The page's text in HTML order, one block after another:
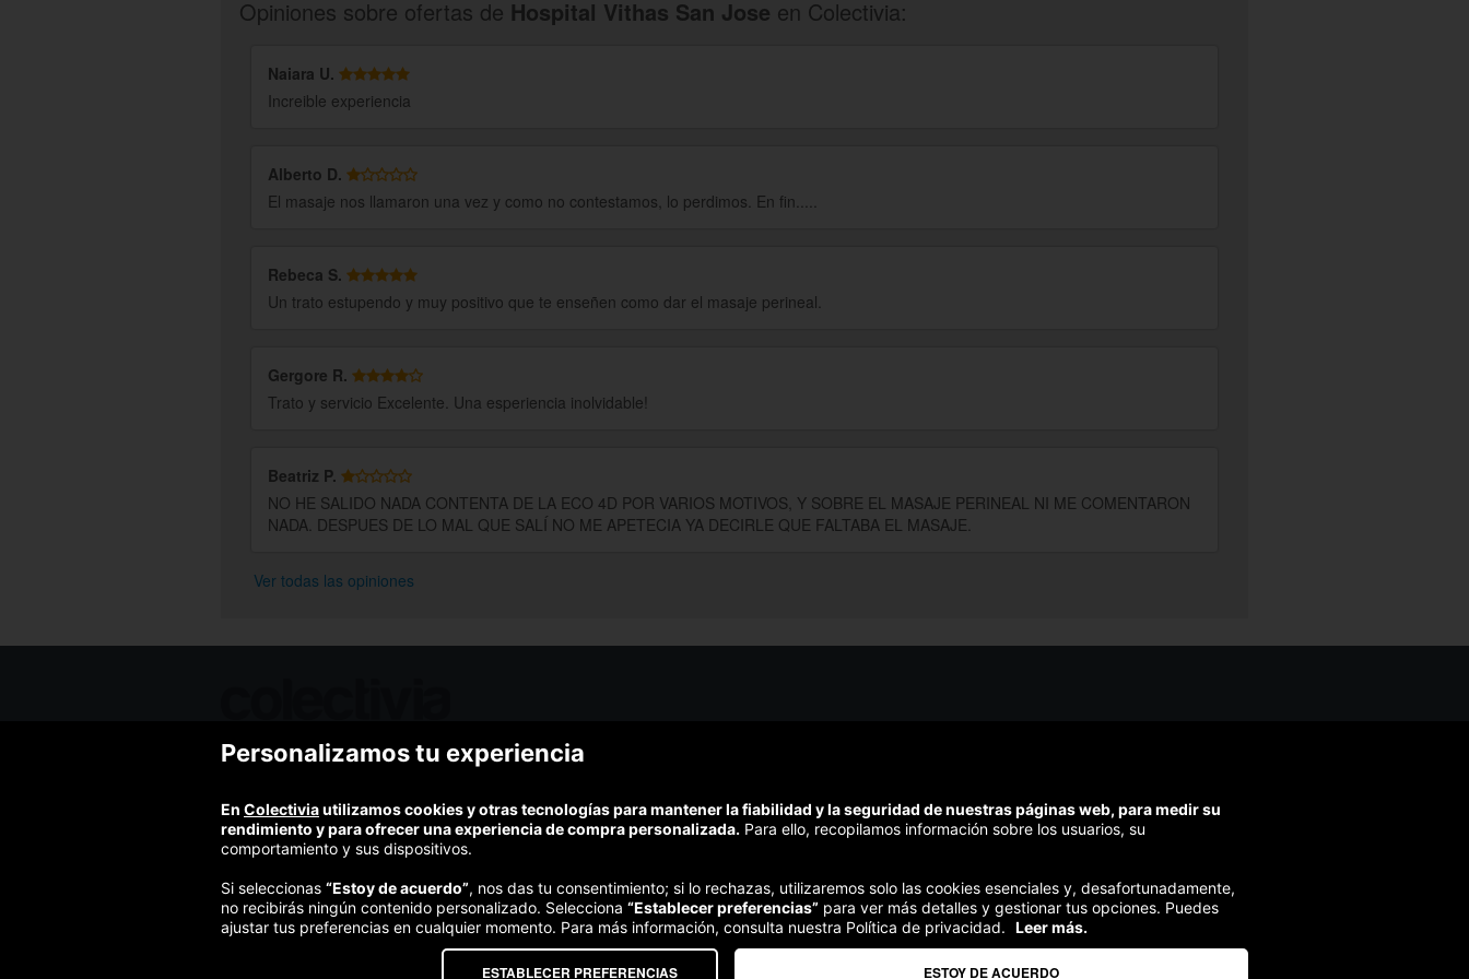
Opiniones sobre ofertas de Hospital Vithas San Jose en Colectivia:
Naiara U.
Increible experiencia
Alberto D.
El masaje nos llamaron una vez y como no contestamos, lo perdimos. En fin.....
Rebeca S.
Un trato estupendo y muy positivo que te enseñen como dar el masaje perineal.
Gergore R.
Trato y servicio Excelente. Una esperiencia inolvidable!
Beatriz P.
NO HE SALIDO NADA CONTENTA DE LA ECO 4D POR VARIOS MOTIVOS, Y SOBRE EL MASAJE PERINEAL NI ME COMENTARON
NADA. DESPUES DE LO MAL QUE SALÍ NO ME APETECIA YA DECIRLE QUE FALTABA EL MASAJE.
Ver todas las opiniones
Ofertas de hoy
Términos y condiciones
Política de privacidad y aviso legal
Política de cookies
¿Cómo funciona Colectivia?
Trabaja con nosotros
Estudio turismo de verano 2020
(Te respondemos en menos de 48h)
Compra segura
Personalizamos tu experiencia
En Colectiviautilizamos cookies y otras tecnologías para mantener la fiabilidad y la seguridad de nuestras páginas web, para medir su
rendimiento y para ofrecer una experiencia de compra personalizada. Para ello, recopilamos información sobre los usuarios, su
comportamiento y sus dispositivos.
Si seleccionas “Estoy de acuerdo”, nos das tu consentimiento; si lo rechazas, utilizaremos solo las cookies esenciales y, desafortunadamente,
no recibirás ningún contenido personalizado. Selecciona “Establecer preferencias” para ver más detalles y gestionar tus opciones. Puedes
ajustar tus preferencias en cualquier momento. Para más información, consulta nuestra Política de privacidad. Leer más.
ESTABLECER PREFERENCIAS ESTOY DE ACUERDO